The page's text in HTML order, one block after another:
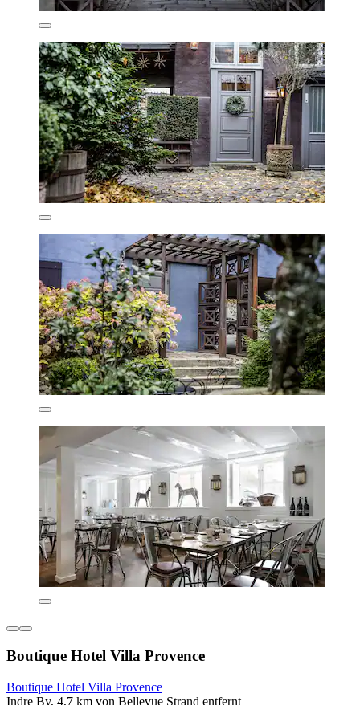
Boutique Hotel Villa Provence
Boutique Hotel Villa Provence
Indre By, 4,7 km von Bellevue Strand entfernt